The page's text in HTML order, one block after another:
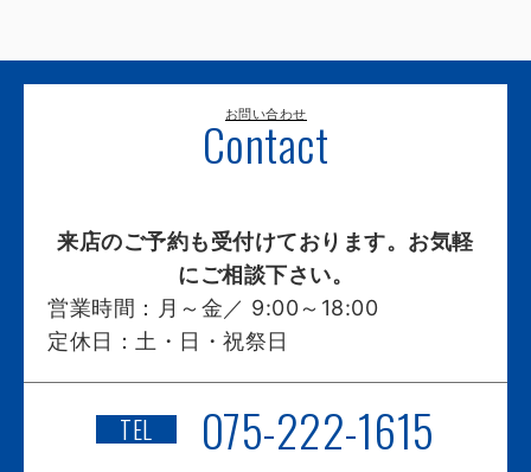
お問い合わせ
Contact
来店のご予約も受付けております。お気軽
にご相談下さい。
営業時間：
月～金／ 9:00～18:00
定休日： 土・日・祝祭日
TEL 075-222-1615